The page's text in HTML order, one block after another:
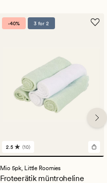
-40% 3 for 2
10
arvustust
keskmise
hinnanguga
2.5 (10)
Mio 5pk, Little Roomies
Froteerätik müntroheline